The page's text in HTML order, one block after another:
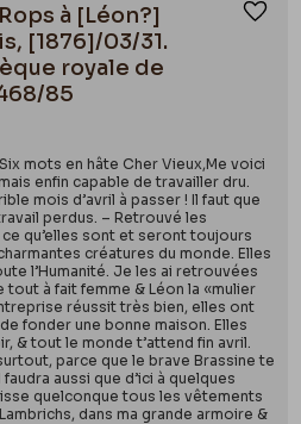
à [Léon?]
[1876]/03/31.
royale de
85
mots en hâte Cher Vieux,Me voici
enfin capable de travailler dru.
mois d’avril à passer ! Il faut que
perdus. – Retrouvé les
qu’elles sont et seront toujours
créatures du monde. Elles
l’Humanité. Je les ai retrouvées
à fait femme & Léon la «mulier
réussit très bien, elles ont
fonder une bonne maison. Elles
& tout le monde t’attend fin avril.
parce que le brave Brassine te
aussi que d’ici à quelques
quelconque tous les vêtements
dans ma grande armoire &